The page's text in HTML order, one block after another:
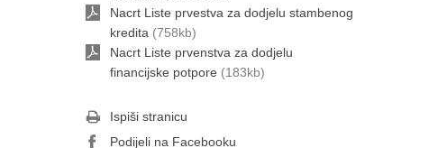
Nacrt Liste prvestva za dodjelu stambenog
kredita (758kb)
Nacrt Liste prvenstva za dodjelu
financijske potpore (183kb)
Ispiši stranicu
Podijeli na Facebooku